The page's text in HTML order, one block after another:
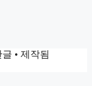
글 • 제작됨